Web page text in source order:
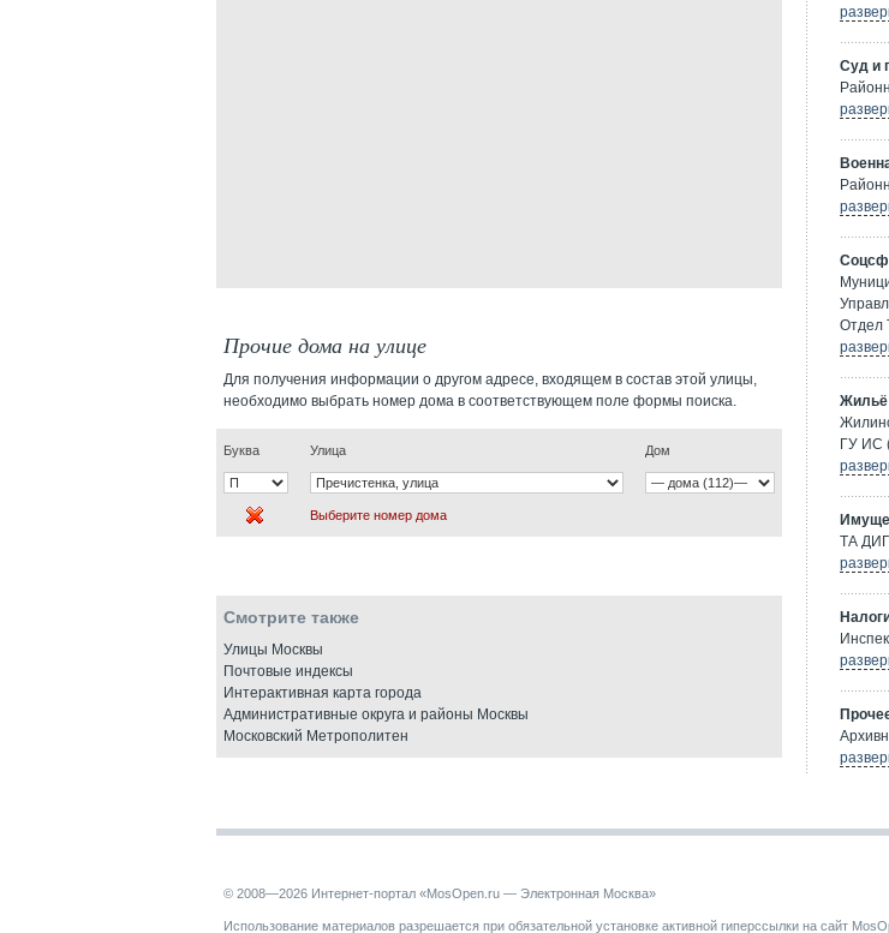
Прочие дома на улице
Для получения информации о другом адресе, входящем в состав этой улицы,
необходимо выбрать номер дома в соответствующем поле формы поиска.
Буква Улица Дом
Выберите номер дома
Смотрите также
Улицы Москвы
Почтовые индексы
Интерактивная карта города
Административные округа и районы Москвы
Московский Метрополитен
Суд и
Отдел
Жильё
ГУ ИС
ТА
© 2008—2026 Интернет-портал «MosOpen.ru — Электронная Москва»
Использование материалов разрешается при обязательной установке активной гиперссылки на сайт